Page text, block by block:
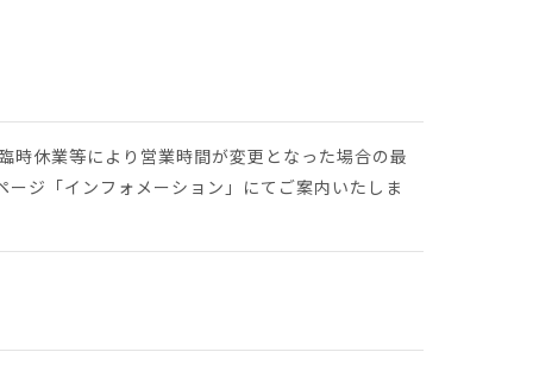
時休業等により営業時間が変更となった場合の最
ージ「インフォメーション」にてご案内いたしま